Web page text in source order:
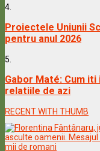
4.
Proiectele Uniunii
pentru anul 2026
5.
Gabor Maté: Cum
relatiile de azi
RECENT WITH THUMB